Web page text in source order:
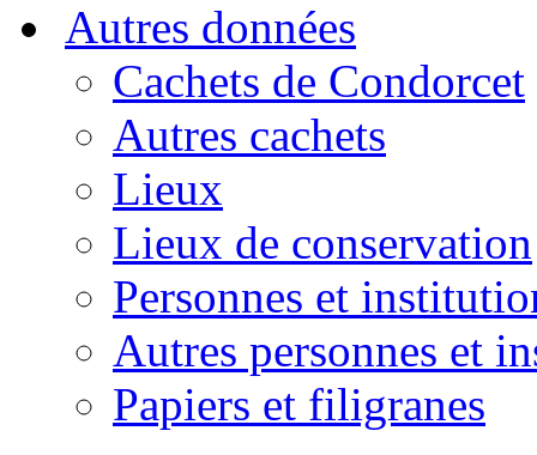
Autres données
Cachets de Condorcet
Autres cachets
Lieux
Lieux de conservation
Personnes et
Autres personnes et
Papiers et filigranes